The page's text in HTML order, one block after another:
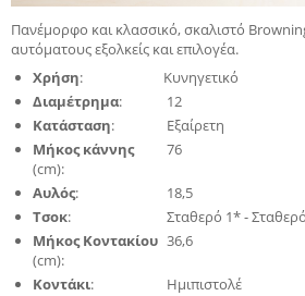
Πανέμορφο και κλασσικό, σκαλιστό
αυτόματους εξολκείς και επιλογέα.
Χρήση:
Κυνηγετικό
Διαμέτρημα:
12
Κατάσταση:
Εξαίρετη
Μήκος κάννης
(cm):
76
Αυλός:
18,5
Τσοκ:
Σταθερό 1* -
Μήκος Κοντακίου
(cm):
36,6
Κοντάκι:
Ημιπιστολέ